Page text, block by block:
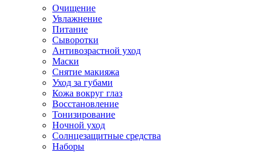
Очищение
Увлажнение
Питание
Сыворотки
Антивозрастной уход
Маски
Снятие макияжа
Уход за губами
Кожа вокруг глаз
Восстановление
Тонизирование
Ночной уход
Солнцезащитные средства
Наборы